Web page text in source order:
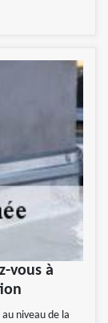
vous à
niveau de la